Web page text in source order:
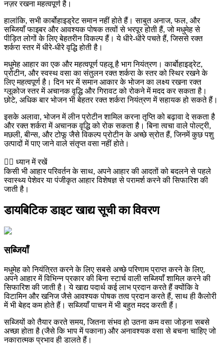
नज़र रखना महत्वपूर्ण है।
हालांकि, सभी कार्बोहाइड्रेट समान नहीं होते हैं। साबुत अनाज, फल, और
सब्जियाँ फाइबर और आवश्यक पोषक तत्वों से भरपूर होती हैं, जो मधुमेह से
पीड़ित लोगों के लिए बेहतरीन विकल्प हैं। ये धीरे-धीरे पचते हैं, जिससे रक्त
शर्करा स्तर में धीरे-धीरे वृद्धि होती है।
मधुमेह आहार का एक और महत्वपूर्ण पहलू है भाग नियंत्रण। कार्बोहाइड्रेट,
प्रोटीन, और स्वस्थ वसा का संतुलन रक्त शर्करा के स्तर को स्थिर रखने के
लिए महत्वपूर्ण है। दिन भर में समान आकार के भोजन का लक्ष्य रखना रक्त
ग्लूकोज स्तर में अचानक वृद्धि और गिरावट को रोकने में मदद कर सकता है।
छोटे, अधिक बार भोजन भी बेहतर रक्त शर्करा नियंत्रण में सहायक हो सकते हैं।
इसके अलावा, भोजन में लीन प्रोटीन शामिल करना तृप्ति को बढ़ावा दे सकता है
और रक्त शर्करा में अचानक वृद्धि को रोक सकता है। बिना त्वचा वाले पोल्ट्री,
मछली, बीन्स, और टोफू जैसे विकल्प प्रोटीन के अच्छे स्रोत हैं, जिनमें कुछ पशु
उत्पादों में पाए जाने वाले संतृप्त वसा नहीं होते।
👨‍⚕️️ ध्यान में रखें
किसी भी आहार परिवर्तन के साथ, अपने आहार की आदतों को बदलने से पहले
स्वास्थ्य पेशेवर या पंजीकृत आहार विशेषज्ञ से परामर्श करने की सिफारिश की
जाती है।
डायबिटिक डाइट खाद्य सूची का विवरण
सब्जियाँ
मधुमेह को नियंत्रित करने के लिए सबसे अच्छे परिणाम प्राप्त करने के लिए,
अपने आहार में विभिन्न प्रकार की बिना स्टार्च वाली सब्जियाँ शामिल करने की
सिफारिश की जाती है। ये खाद्य पदार्थ कई लाभ प्रदान करते हैं क्योंकि वे
विटामिन और खनिज जैसे आवश्यक पोषक तत्व प्रदान करते हैं, साथ ही कैलोरी
में भी बेहद कम होते हैं। सब्जियाँ पाचन में भी बहुत मदद करती हैं।
सब्जियों को तैयार करते समय, जितना संभव हो उतना कम वसा जोड़ना सबसे
अच्छा होता है (जैसे कि भाप में पकाना) और अनावश्यक वसा से बचना चाहिए जो
नकारात्मक प्रभाव ही डालते हैं।